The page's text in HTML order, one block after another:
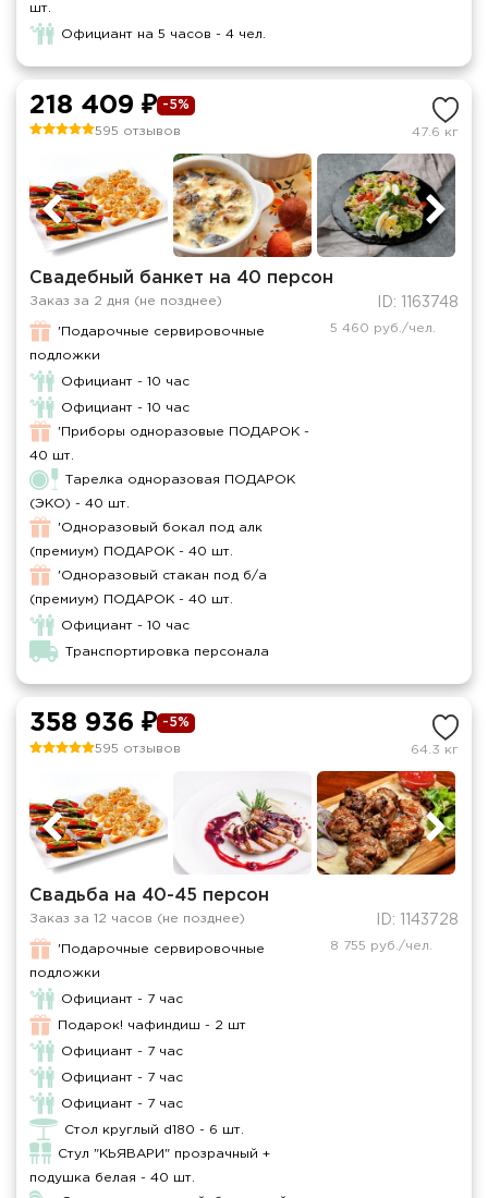
шт.
Официант на 5 часов - 4 чел.
218 409 ₽ -5%
595 отзывов 47.6 кг
Свадебный банкет на 40 персон
Заказ за 2 дня (не позднее) ID: 1163748
'Подарочные сервировочные
подложки
Официант - 10 час
Официант - 10 час
'Приборы одноразовые ПОДАРОК -
40 шт.
Тарелка одноразовая ПОДАРОК
(ЭКО) - 40 шт.
'Одноразовый бокал под алк
(премиум) ПОДАРОК - 40 шт.
'Одноразовый стакан под б/а
(премиум) ПОДАРОК - 40 шт.
Официант - 10 час
Транспортировка персонала
5 460 руб./чел.
358 936 ₽ -5%
595 отзывов 64.3 кг
Свадьба на 40-45 персон
Заказ за 12 часов (не позднее) ID: 1143728
'Подарочные сервировочные
подложки
Официант - 7 час
Подарок! чафиндиш - 2 шт
Официант - 7 час
Официант - 7 час
Официант - 7 час
Стол круглый d180 - 6 шт.
Стул "КЬЯВАРИ" прозрачный +
подушка белая - 40 шт.
8 755 руб./чел.